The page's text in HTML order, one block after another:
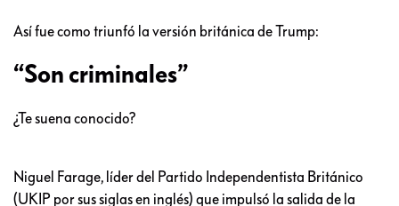
Así fue como triunfó la versión británica de Trump:
“Son criminales”
¿Te suena conocido?